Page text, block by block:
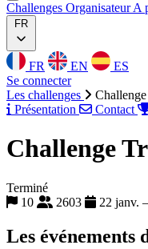
Challenges OrganisateurA
FR
FR EN
ES
Se connecter
Les challenges
Présentation
Contact
Challenge
Terminé
10
2603 22 janv.
Les événements